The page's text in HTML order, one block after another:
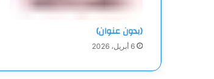
(بدون عنوان)
6 أبريل، 2026